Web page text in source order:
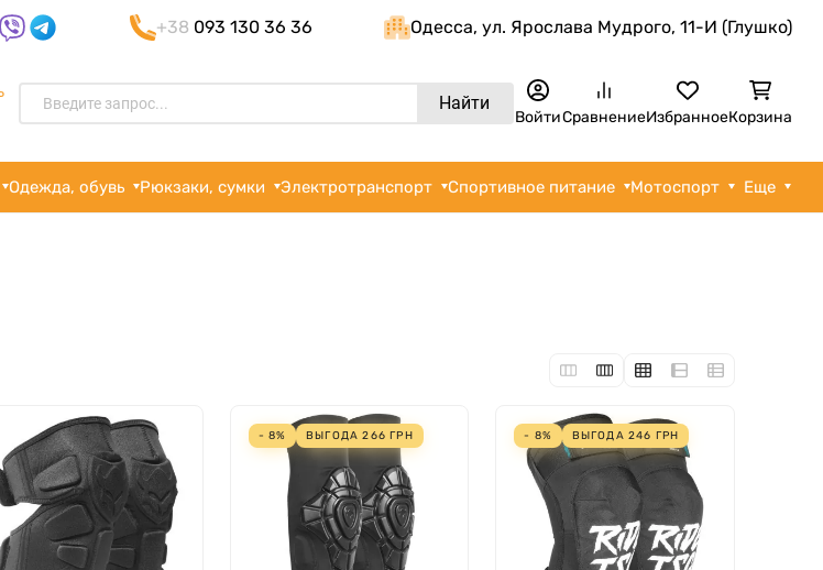
+38 093 130 36 36 Одеcса, ул. Ярослава Мудрого, 11-И (Глушко)
Найти
ВойтиСравнениеИзбранноеКорзина
Одежда, обувь Рюкзаки, сумки Электротранспорт Спортивное питание Мотоспорт Еще
- 8% ВЫГОДА266 ГРН - 8% ВЫГОДА 246 ГРН